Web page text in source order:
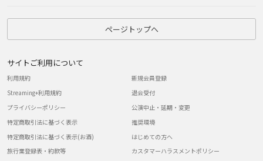
ページトップへ
サイトご利用について
利用規約
Streaming+利用規約
プライバシーポリシー
特定商取引法に基づく表示
特定商取引法に基づく表示(お酒)
旅行業登録表・約款等
新規会員登録
退会受付
公演中止・延期・変更
推奨環境
はじめての方へ
カスタマーハラスメントポリシー